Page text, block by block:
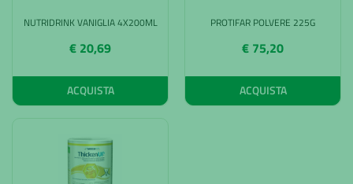
NUTRIDRINK VANIGLIA 4X200ML
€ 20,69
ACQUISTA
PROTIFAR POLVERE 225G
€ 75,20
ACQUISTA